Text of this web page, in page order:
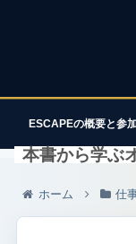
ESCAPEの概要と参
ホーム 仕
本書から学ぶ